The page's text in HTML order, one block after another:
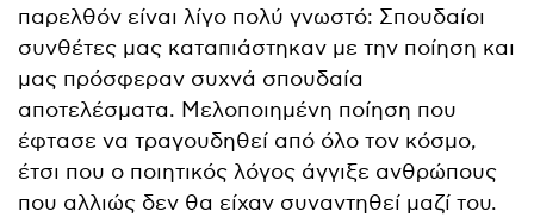
παρελθόν είναι λίγο πολύ γνωστό: Σπουδαίοι
συνθέτες μας καταπιάστηκαν με την ποίηση και
μας πρόσφεραν συχνά σπουδαία
αποτελέσματα. Μελοποιημένη ποίηση που
έφτασε να τραγουδηθεί από όλο τον κόσμο,
έτσι που ο ποιητικός λόγος άγγιξε ανθρώπους
που αλλιώς δεν θα είχαν συναντηθεί μαζί του.